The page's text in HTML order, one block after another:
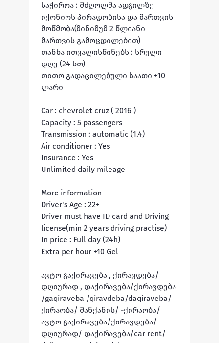
საჭიროა : მძღოლმა ადგილზე
იქონიოს პირადობისა და მართვის
მოწმობა(მინიმუმ 2 წლიანი
მართვის გამოცდილებით)
თანხა ითვალისწინებს : სრული
დღე (24 სთ)
თითო გადაცილებული საათი +10
ლარი
Car : chevrolet cruz ( 2016 )
Capacity : 5 passengers
Transmission : automatic (1.4)
Air conditioner : Yes
Insurance : Yes
Unlimited daily mileage
More information
Driver's Age : 22+
Driver must have ID card and Driving
license(min 2 years driving practise)
In price : Full day (24h)
Extra per hour +10 Gel
ავტო გაქირავება , ქირავდება/
დღიურად , დაქირავება/ქირავდება
/gaqiraveba /qiravdeba/daqiraveba/
ქირაობა/ მანქანის/ -ქირაობა/
ავტო გაქირავება/ქირავდება/
დღიურად/ დაქირავება/car rent/